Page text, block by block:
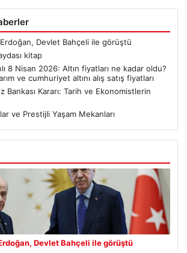
Devlet Bahçeli ile görüştü
kitap
8 Nisan 2026: Altın fiyatları ne kadar oldu?
ve cumhuriyet altını alış satış fiyatları
Bankası Kararı: Tarih ve Ekonomistlerin
ve Prestijli Yaşam Mekanları
Devlet Bahçeli ile görüştü